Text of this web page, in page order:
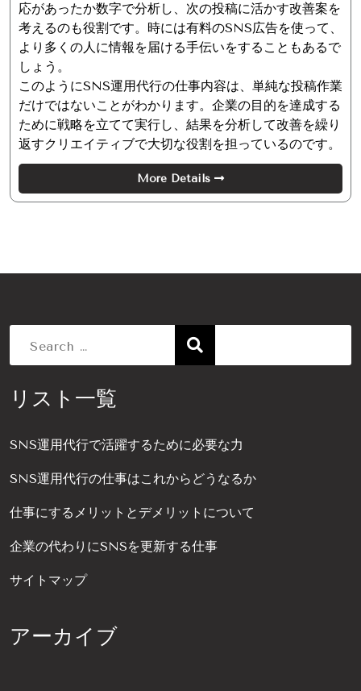
応があったか数字で分析し、次の投稿に活かす改善案を
考えるのも役割です。時には有料のSNS広告を使って、
より多くの人に情報を届ける手伝いをすることもあるで
しょう。
このようにSNS運用代行の仕事内容は、単純な投稿作業
だけではないことがわかります。企業の目的を達成する
ために戦略を立てて実行し、結果を分析して改善を繰り
返すクリエイティブで大切な役割を担っているのです。
More Details
Search
for:
リスト一覧
SNS運用代行で活躍するために必要な力
SNS運用代行の仕事はこれからどうなるか
仕事にするメリットとデメリットについて
企業の代わりにSNSを更新する仕事
サイトマップ
アーカイブ